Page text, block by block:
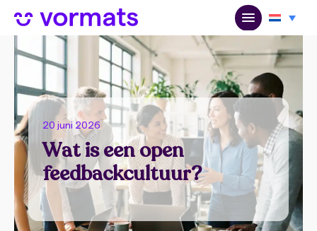
20 juni 2026
Wat is een open
feedbackcultuur?